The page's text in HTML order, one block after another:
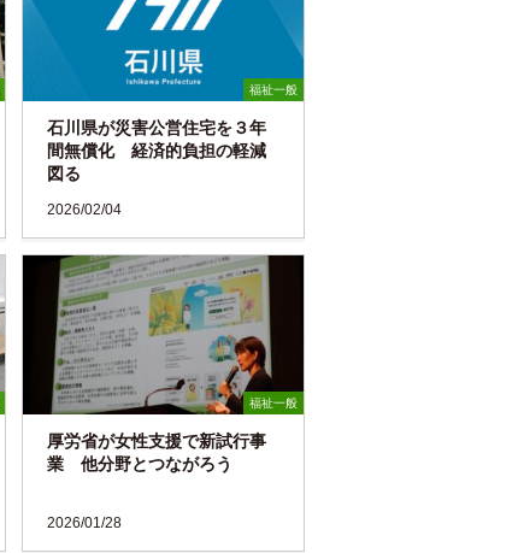
福祉一般
石川県が災害公営住宅を３年
間無償化 経済的負担の軽減
図る
2026/02/04
福祉一般
厚労省が女性支援で新試行事
業 他分野とつながろう
2026/01/28